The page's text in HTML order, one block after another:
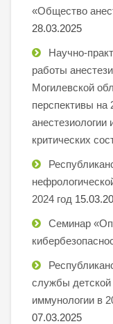
«Общество
28.03.2025
Научно-
работы
Могилевской
перспективы на
анестезиологии
критических
2024 год
Семинар
службы детской
иммунологии в
07.03.2025